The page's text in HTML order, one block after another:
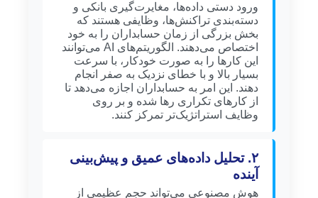
ورود دستی داده‌ها، مغایرت‌گیری بانکی و
دسته‌بندی تراکنش‌ها، وظایفی هستند که
بخش بزرگی از زمان حسابداران را به خود
اختصاص می‌دهند. الگوریتم‌های AI می‌توانند
این کارها را به صورت خودکار، با سرعت
بسیار بالا و با خطای نزدیک به صفر انجام
دهند. این امر به حسابداران اجازه می‌دهد تا
از کارهای تکراری رها شده و بر روی
وظایف استراتژیک‌تر تمرکز کنند.
۲. تحلیل داده‌های عمیق و پیش‌بینی
آینده
هوش مصنوعی می‌تواند حجم عظیمی از